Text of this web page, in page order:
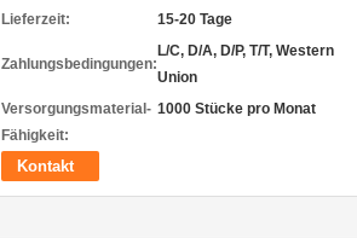
Lieferzeit:
15-20 Tage
Zahlungsbedingungen:
L/C, D/A, D/P, T/T, Western
Union
Versorgungsmaterial-
Fähigkeit:
1000 Stücke pro Monat
Kontakt